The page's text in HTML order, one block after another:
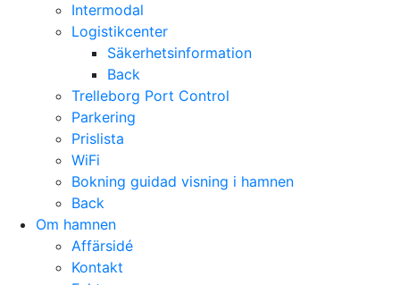
Intermodal
Logistikcenter
Säkerhetsinformation
Back
Trelleborg Port Control
Parkering
Prislista
WiFi
Bokning guidad visning i hamnen
Back
Om hamnen
Affärsidé
Kontakt